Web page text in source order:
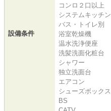
設備条件
コンロ２口以上
システムキッチン
バス・トイレ別
浴室乾燥機
温水洗浄便座
洗髪洗面化粧台
シャワー
独立洗面台
エアコン
シューズボックス
BS